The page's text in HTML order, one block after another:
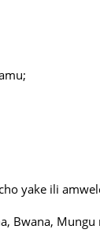
yake ili
Bwana,